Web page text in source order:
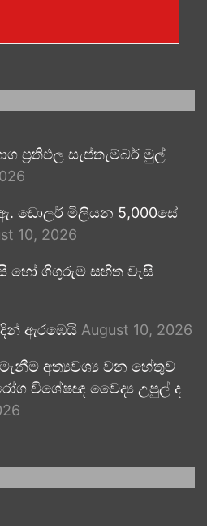
ප්‍රතිඵල සැප්තැම්බර් මුල්
ඇ. ඩොලර් මිලියන 5,000සේ
10, 2026
හෝ ගිගුරුම් සහිත වැසි
ඇරඹෙයි August 10, 2026
මැනීම අත්‍යවශ්‍ය වන හේතුව
විශේෂඥ වෛද්‍ය උපුල් ද